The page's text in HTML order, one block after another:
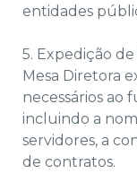
entidades
5. Expedição
Mesa Diretora
necessários ao
incluindo a
servidores, a
de contratos.